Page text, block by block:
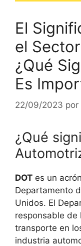
El
el
¿Qué
Es
22/09/2023 por
¿Qué
DOT es un
Departamento
Unidos. El
responsable de
transporte en
industria